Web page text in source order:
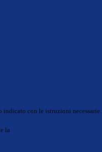
con le istruzioni necessarie.
la